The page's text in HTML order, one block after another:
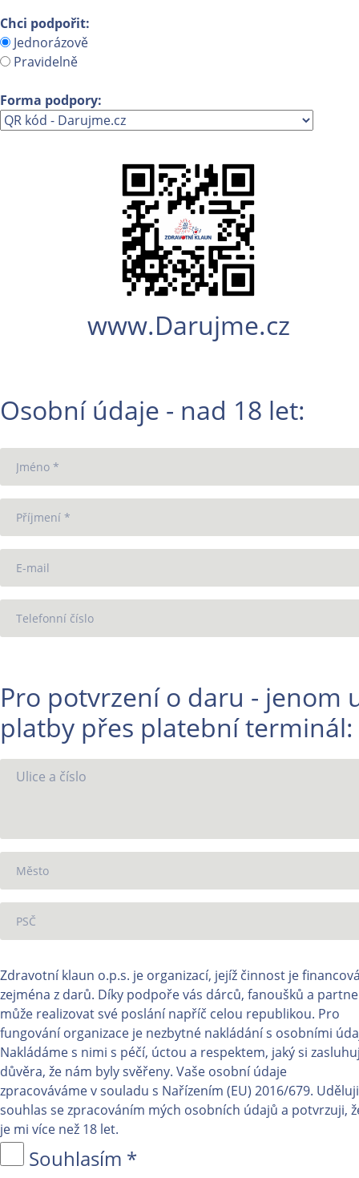
Chci podpořit:
Jednorázově
Pravidelně
Forma podpory:
www.Darujme.cz
Osobní údaje - nad 18 let:
Pro potvrzení o daru - jenom
platby přes platební terminál:
Zdravotní klaun o.p.s. je organizací, jejíž činnost je
zejména z darů. Díky podpoře vás dárců, fanoušků a
může realizovat své poslání napříč celou republikou. Pro
fungování organizace je nezbytné nakládání s osobními
Nakládáme s nimi s péčí, úctou a respektem, jaký si
důvěra, že nám byly svěřeny. Vaše osobní údaje
zpracováváme v souladu s Nařízením (EU) 2016/679. Uděluji
souhlas se zpracováním mých osobních údajů a potvrzuji,
je mi více než 18 let.
Souhlasím *